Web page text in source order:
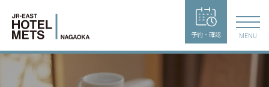
予約・確認 MENU